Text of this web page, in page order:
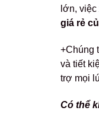
lớn,
giá rẻ
+Chúng
và tiết
trợ mọi
Có thể